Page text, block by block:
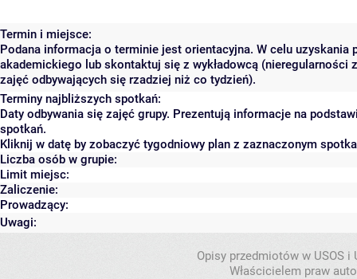
Termin i miejsce:
Podana informacja o terminie jest orientacyjna. W celu
akademickiego lub skontaktuj się z wykładowcą (nieregularności
zajęć odbywających się rzadziej niż co tydzień).
Terminy najbliższych spotkań:
Daty odbywania się zajęć grupy. Prezentują informacje na
spotkań.
Kliknij w datę by zobaczyć tygodniowy plan z zaznaczonym
Liczba osób w grupie:
Limit miejsc:
Zaliczenie:
Prowadzący:
Uwagi:
Opisy przedmiotów w USOS
Właścicielem praw